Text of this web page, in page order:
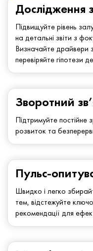
Дослідження
Підвищуйте рівень
на детальні звіти з
Визначайте драйвери
перевіряйте гіпотези
Зворотний
Підтримуйте постійне
розвиток та
Пульс-
Швидко і легко
тем, відстежуйте
рекомендації для